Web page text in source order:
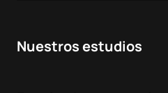
Nuestros estudios